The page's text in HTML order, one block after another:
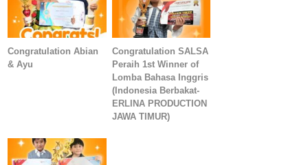
Congratulation Abian
& Ayu
Congratulation SALSA
Peraih 1st Winner of
Lomba Bahasa Inggris
(Indonesia Berbakat-
ERLINA PRODUCTION
JAWA TIMUR)